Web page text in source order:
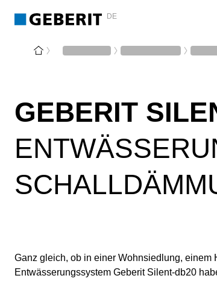
DE
GEBERIT
Ganz gleich, ob in einer Wohnsiedlung, einem
Entwässerungssystem Geberit Silent-db20